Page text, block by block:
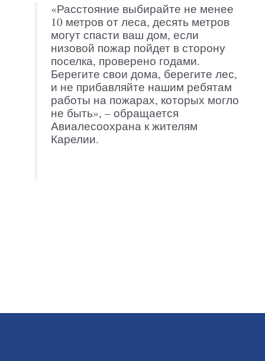
«Расстояние выбирайте не менее
10 метров от леса, десять метров
могут спасти ваш дом, если
низовой пожар пойдет в сторону
поселка, проверено годами.
Берегите свои дома, берегите лес,
и не прибавляйте нашим ребятам
работы на пожарах, которых могло
не быть», – обращается
Авиалесоохрана к жителям
Карелии.